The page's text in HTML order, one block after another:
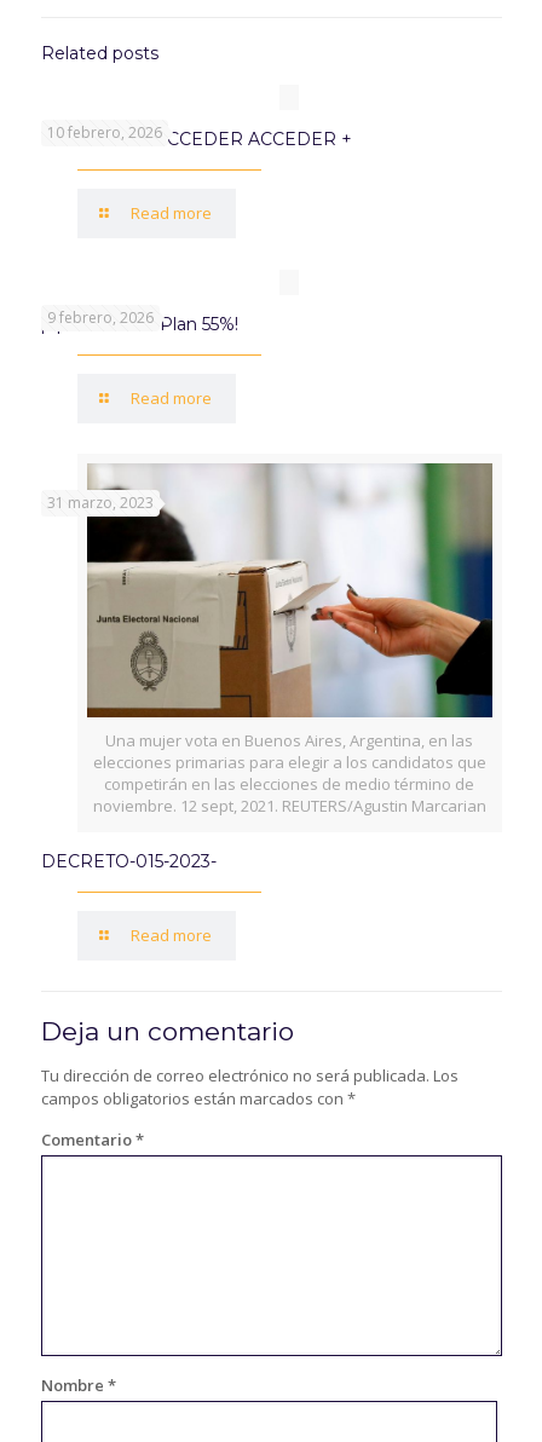
Related posts
10 febrero, 2026
PROGRAMA ACCEDER ACCEDER +
Read more
9 febrero, 2026
¡Aprovechá el Plan 55%!
Read more
Una mujer vota en Buenos Aires, Argentina, en las
elecciones primarias para elegir a los candidatos que
competirán en las elecciones de medio término de
noviembre. 12 sept, 2021. REUTERS/Agustin Marcarian
31 marzo, 2023
DECRETO-015-2023-
Read more
Deja un comentario
Tu dirección de correo electrónico no será publicada. Los
campos obligatorios están marcados con *
Comentario*
Nombre *